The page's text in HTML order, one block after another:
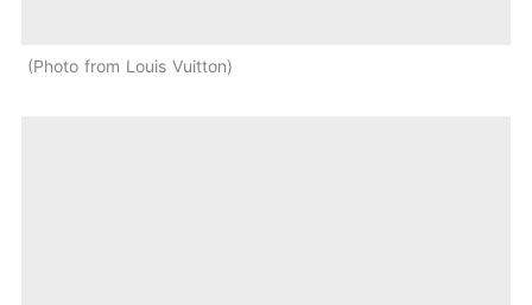
Photo from Louis Vuitton